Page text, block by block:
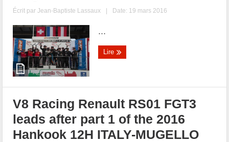
Écrit parJean-Baptiste Lassaux | Date: 19 mars 2016
...
Lire
V8 Racing Renault RS01 FGT3
leads after part 1 of the 2016
Hankook 12H ITALY-MUGELLO